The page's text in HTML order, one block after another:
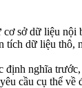
sở dữ liệu nội
tích dữ liệu
định nghĩa
cầu cụ thể